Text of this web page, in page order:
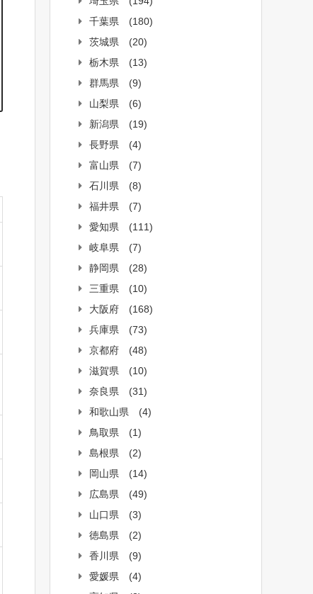
千葉県
(180)
茨城県
(20)
栃木県
(13)
群馬県
(9)
山梨県
(6)
新潟県
(19)
長野県
(4)
富山県
(7)
石川県
(8)
福井県
(7)
愛知県
(111)
岐阜県
(7)
静岡県
(28)
三重県
(10)
大阪府
(168)
兵庫県
(73)
京都府
(48)
滋賀県
(10)
奈良県
(31)
和歌山県
(4)
鳥取県
(1)
島根県
(2)
岡山県
(14)
広島県
(49)
山口県
(3)
徳島県
(2)
香川県
(9)
愛媛県
(4)